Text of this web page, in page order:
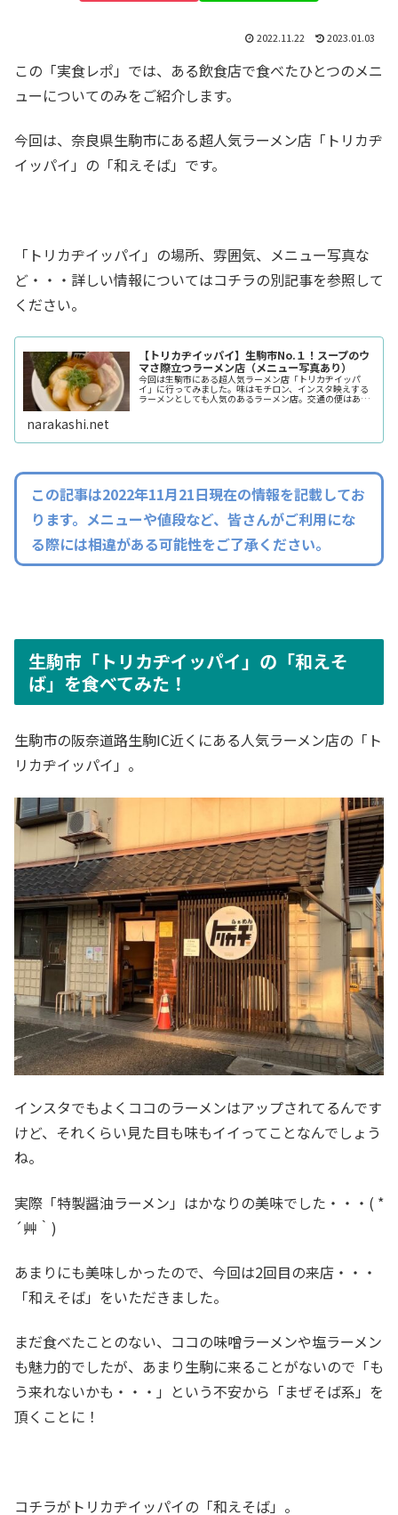
2022.11.22 2023.01.03
この「実食レポ」では、ある飲食店で食べたひとつのメニ
ューについてのみをご紹介します。
今回は、奈良県生駒市にある超人気ラーメン店「トリカヂ
イッパイ」の「和えそば」です。
「トリカヂイッパイ」の場所、雰囲気、メニュー写真な
ど・・・詳しい情報についてはコチラの別記事を参照して
ください。
【トリカヂイッパイ】生駒市No.１！スープのウ
マさ際立つラーメン店（メニュー写真あり）
今回は生駒市にある超人気ラーメン店「トリカヂイッパ
イ」に行ってみました。味はモチロン、インスタ映えする
ラーメンとしても人気のあるラーメン店。交通の便はあま
りよろしくない・・・にも関わらず、いつもお店はお客さ
narakashi.net
この記事は2022年11月21日現在の情報を記載してお
ります。メニューや値段など、皆さんがご利用にな
る際には相違がある可能性をご了承ください。
生駒市「トリカヂイッパイ」の「和えそ
ば」を食べてみた！
生駒市の阪奈道路生駒IC近くにある人気ラーメン店の「ト
リカヂイッパイ」。
インスタでもよくココのラーメンはアップされてるんです
けど、それくらい見た目も味もイイってことなんでしょう
ね。
実際「特製醤油ラーメン」はかなりの美味でした・・・( *
´艸｀)
あまりにも美味しかったので、今回は2回目の来店・・・
「和えそば」をいただきました。
まだ食べたことのない、ココの味噌ラーメンや塩ラーメン
も魅力的でしたが、あまり生駒に来ることがないので「も
う来れないかも・・・」という不安から「まぜそば系」を
頂くことに！
コチラがトリカヂイッパイの「和えそば」。